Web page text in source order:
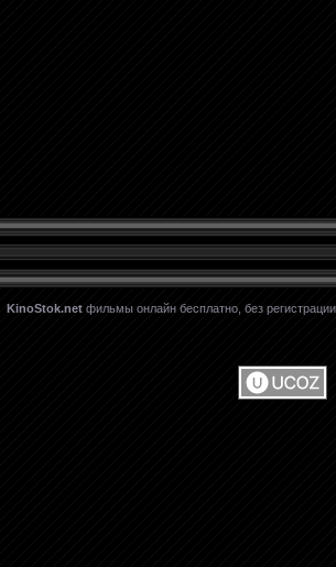
KinoStok.net фильмы онлайн бесплатно, без